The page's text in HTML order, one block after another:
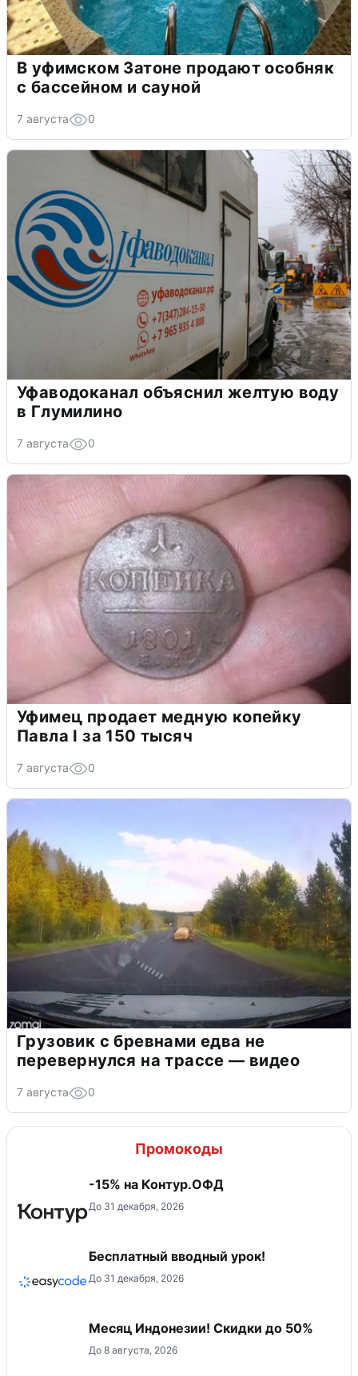
В уфимском Затоне продают особняк
с бассейном и сауной
7 августа 0
Уфаводоканал объяснил желтую воду
в Глумилино
7 августа 0
Уфимец продает медную копейку
Павла I за 150 тысяч
7 августа 0
Грузовик с бревнами едва не
перевернулся на трассе — видео
7 августа 0
Промокоды
-15% на Контур.ОФД
До 31 декабря, 2026
Бесплатный вводный урок!
До 31 декабря, 2026
Месяц Индонезии! Скидки до 50%
До 8 августа, 2026